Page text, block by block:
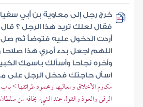
خرج رجل إلى معاوية بن أبي
فقال لعلك تريد هذا الرجل ؟
أردت الدخول عليه فتوضأ ثم
اللهم اجعل بدء أمري هذا
وآخره نجاحا وأسألك باسمك
اسأل حاجتك فدخل الرجل على
مكارم الأخلاق ومعاليها ومحمود طرائقها >
الرقى والعوذ والقول عند الشيء يخافه من